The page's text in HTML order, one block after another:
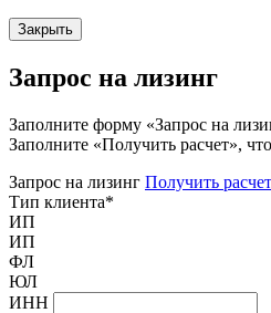
Закрыть
Запрос на лизинг
Заполните форму «Запрос на
Заполните «Получить расчет»,
Запрос на лизинг Получить расчет
Тип клиента*
ИП
ИП
ФЛ
ЮЛ
ИНН